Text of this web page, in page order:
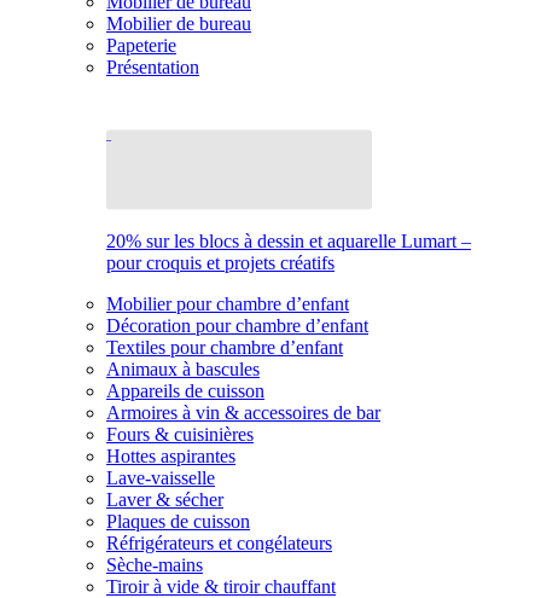
Mobilier de bureau
Papeterie
Présentation
20% sur les blocs à dessin et aquarelle Lumart –
pour croquis et projets créatifs
Mobilier pour chambre d’enfant
Décoration pour chambre d’enfant
Textiles pour chambre d’enfant
Animaux à bascules
Appareils de cuisson
Armoires à vin & accessoires de bar
Fours & cuisinières
Hottes aspirantes
Lave-vaisselle
Laver & sécher
Plaques de cuisson
Réfrigérateurs et congélateurs
Sèche-mains
Tiroir à vide & tiroir chauffant